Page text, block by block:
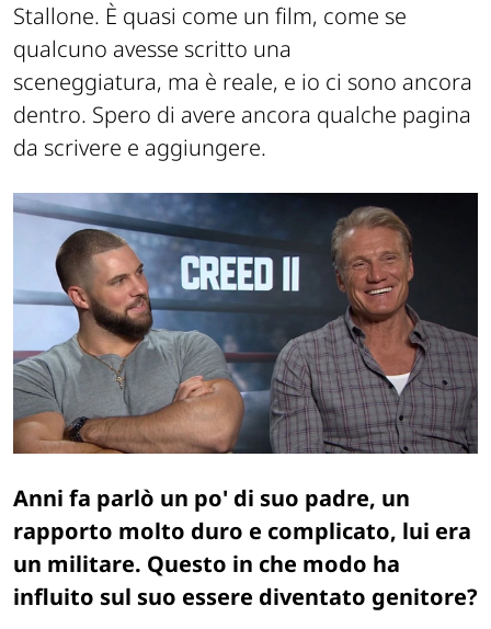
Stallone. È quasi come un film, come se
qualcuno avesse scritto una
sceneggiatura, ma è reale, e io ci sono ancora
dentro. Spero di avere ancora qualche pagina
da scrivere e aggiungere.
Anni fa parlò un po' di suo padre, un
rapporto molto duro e complicato, lui era
un militare. Questo in che modo ha
influito sul suo essere diventato genitore?